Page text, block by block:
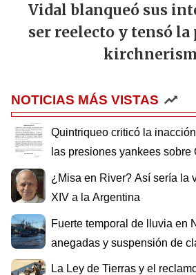
Vidal blanqueó sus
ser reelecto y tensó la
NOTICIAS MÁS VISTAS
Quintriqueo criticó la
las presiones yankees sobre
¿Misa en River? Así sería la
XIV a la Argentina
Fuerte temporal de lluvia en
anegadas y suspensión de
La Ley de Tierras y el